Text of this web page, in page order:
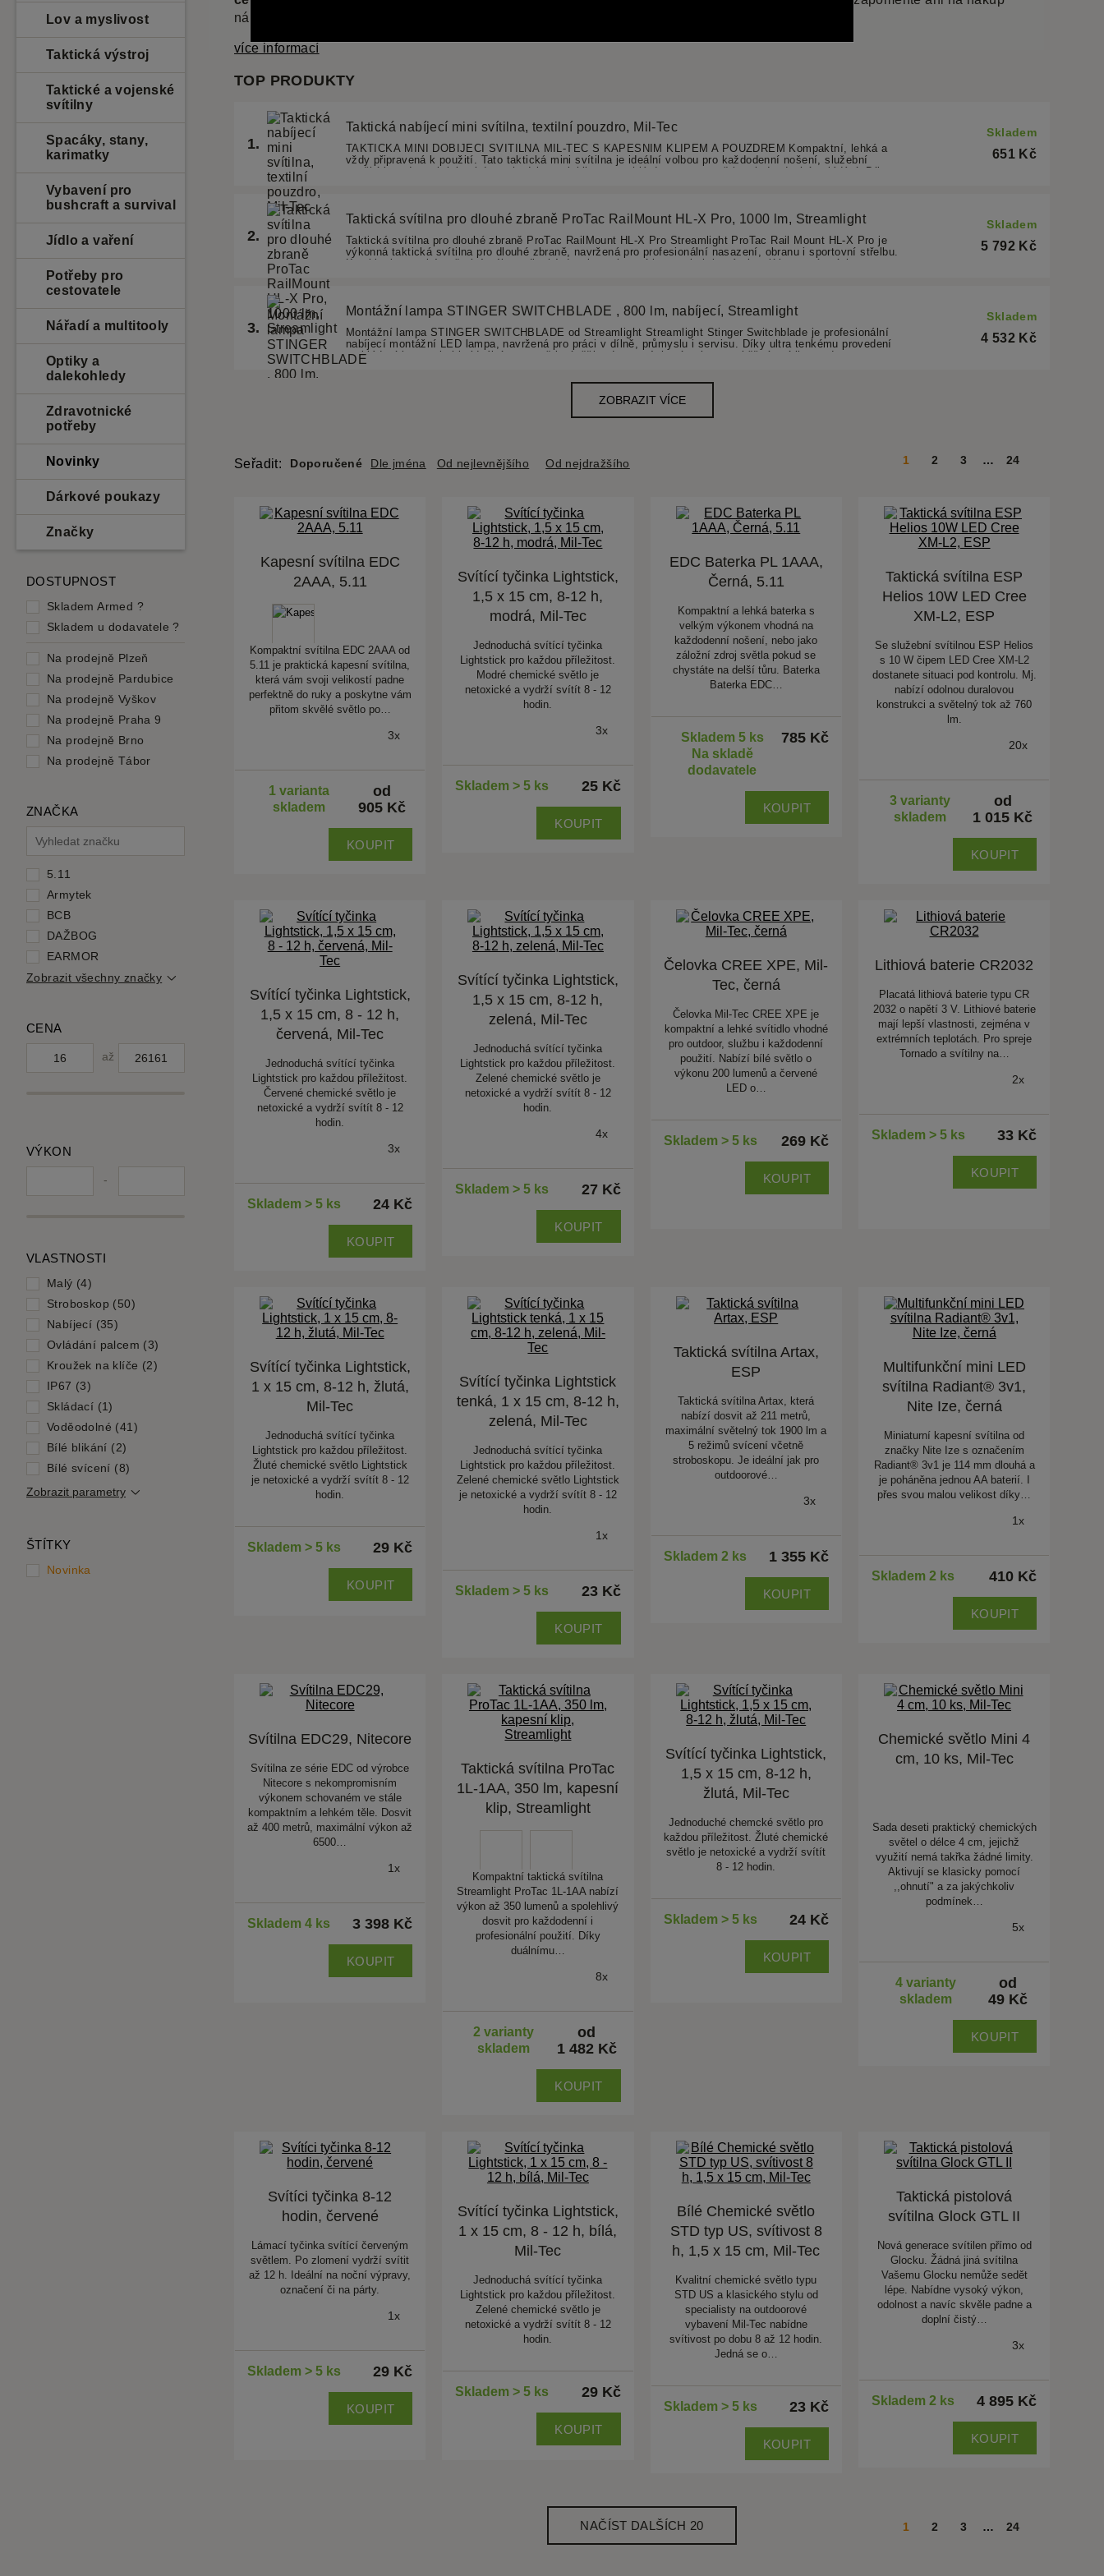
Lov a myslivost
Taktická výstroj
Taktické a vojenské
svítilny
Spacáky, stany,
karimatky
Vybavení pro
bushcraft a survival
Jídlo a vaření
Potřeby pro
cestovatele
Nářadí a multitooly
Optiky a
dalekohledy
Zdravotnické
potřeby
Novinky
Dárkové poukazy
Značky
DOSTUPNOST
Skladem Armed ?
Skladem u dodavatele?
Na prodejně Plzeň
Na prodejně Pardubice
Na prodejně Vyškov
Na prodejně Praha 9
Na prodejně Brno
Na prodejně Tábor
ZNAČKA
5.11
Armytek
BCB
DAŽBOG
EARMOR
Zobrazit všechny značky
CENA
až
VÝKON
-
VLASTNOSTI
Malý (4)
Stroboskop (50)
Nabíjecí (35)
Ovládání palcem (3)
Kroužek na klíče (2)
IP67 (3)
Skládací (1)
Voděodolné (41)
Bílé blikání (2)
Bílé svícení (8)
Zobrazit parametry
ŠTÍTKY
Novinka
náhradních
více informací
Seřadit: Doporučené Dle jména Od nejlevnějšího Od nejdražšího 1 2 3 … 24
Kapesní svítilna EDC
2AAA, 5.11
Kompaktní svítilna EDC 2AAA od
5.11 je praktická kapesní svítilna,
která vám svoji velikostí padne
perfektně do ruky a poskytne vám
přitom skvělé světlo po…
3x
1 varianta
skladem
od
905 Kč
KOUPIT
Svítící tyčinka Lightstick,
1,5 x 15 cm, 8-12 h,
modrá, Mil-Tec
Jednoduchá svítící tyčinka
Lightstick pro každou příležitost.
Modré chemické světlo je
netoxické a vydrží svítít 8 - 12
hodin.
3x
Skladem > 5 ks 25 Kč
KOUPIT
EDC Baterka PL 1AAA,
Černá, 5.11
Kompaktní a lehká baterka s
velkým výkonem vhodná na
každodenní nošení, nebo jako
záložní zdroj světla pokud se
chystáte na delší tůru. Baterka
Baterka EDC…
Skladem 5 ks
Na skladě
dodavatele
785 Kč
KOUPIT
Taktická svítilna ESP
Helios 10W LED Cree
XM-L2, ESP
Se služební svítilnou ESP Helios
s 10 W čipem LED Cree XM-L2
dostanete situaci pod kontrolu. Mj.
nabízí odolnou duralovou
konstrukci a světelný tok až 760
lm.
20x
3 varianty
skladem
od
1 015 Kč
KOUPIT
Svítící tyčinka Lightstick,
1,5 x 15 cm, 8 - 12 h,
červená, Mil-Tec
Jednoduchá svítící tyčinka
Lightstick pro každou příležitost.
Červené chemické světlo je
netoxické a vydrží svítít 8 - 12
hodin.
3x
Skladem > 5 ks 24 Kč
KOUPIT
Svítící tyčinka Lightstick,
1,5 x 15 cm, 8-12 h,
zelená, Mil-Tec
Jednoduchá svítící tyčinka
Lightstick pro každou příležitost.
Zelené chemické světlo je
netoxické a vydrží svítít 8 - 12
hodin.
4x
Skladem > 5 ks 27 Kč
KOUPIT
Čelovka CREE XPE, Mil-
Tec, černá
Čelovka Mil-Tec CREE XPE je
kompaktní a lehké svítidlo vhodné
pro outdoor, službu i každodenní
použití. Nabízí bílé světlo o
výkonu 200 lumenů a červené
LED o…
Skladem > 5 ks 269 Kč
KOUPIT
Lithiová baterie CR2032
Placatá lithiová baterie typu CR
2032 o napětí 3 V. Lithiové baterie
mají lepší vlastnosti, zejména v
extrémních teplotách. Pro spreje
Tornado a svítilny na…
2x
Skladem > 5 ks 33 Kč
KOUPIT
Svítící tyčinka Lightstick,
1 x 15 cm, 8-12 h, žlutá,
Mil-Tec
Jednoduchá svítící tyčinka
Lightstick pro každou příležitost.
Žluté chemické světlo Lightstick
je netoxické a vydrží svítít 8 - 12
hodin.
Skladem > 5 ks 29 Kč
KOUPIT
Svítící tyčinka Lightstick
tenká, 1 x 15 cm, 8-12 h,
zelená, Mil-Tec
Jednoduchá svítící tyčinka
Lightstick pro každou příležitost.
Zelené chemické světlo Lightstick
je netoxické a vydrží svítít 8 - 12
hodin.
1x
Skladem > 5 ks 23 Kč
KOUPIT
Taktická svítilna Artax,
ESP
Taktická svítilna Artax, která
nabízí dosvit až 211 metrů,
maximální světelný tok 1900 lm a
5 režimů svícení včetně
stroboskopu. Je ideální jak pro
outdoorové…
3x
Skladem 2 ks 1 355 Kč
KOUPIT
Multifunkční mini LED
svítilna Radiant® 3v1,
Nite Ize, černá
Miniaturní kapesní svítilna od
značky Nite Ize s označením
Radiant® 3v1 je 114 mm dlouhá a
je poháněna jednou AA baterií. I
přes svou malou velikost díky…
1x
Skladem 2 ks 410 Kč
KOUPIT
Svítilna EDC29, Nitecore
Svítilna ze série EDC od výrobce
Nitecore s nekompromisním
výkonem schovaném ve stále
kompaktním a lehkém těle. Dosvit
až 400 metrů, maximální výkon až
6500…
1x
Skladem 4 ks 3 398 Kč
KOUPIT
Taktická svítilna ProTac
1L-1AA, 350 lm, kapesní
klip, Streamlight
Kompaktní taktická svítilna
Streamlight ProTac 1L-1AA nabízí
výkon až 350 lumenů a spolehlivý
dosvit pro každodenní i
profesionální použití. Díky
duálnímu…
8x
2 varianty
skladem
od
1 482 Kč
KOUPIT
Svítící tyčinka Lightstick,
1,5 x 15 cm, 8-12 h,
žlutá, Mil-Tec
Jednoduché chemcké světlo pro
každou příležitost. Žluté chemické
světlo je netoxické a vydrží svítít
8 - 12 hodin.
Skladem > 5 ks 24 Kč
KOUPIT
Chemické světlo Mini 4
cm, 10 ks, Mil-Tec
Sada deseti praktický chemických
světel o délce 4 cm, jejichž
využití nemá takřka žádné limity.
Aktivují se klasicky pomocí
,,ohnutí" a za jakýchkoliv
podmínek…
5x
4 varianty
skladem
od
49 Kč
KOUPIT
Svítíci tyčinka 8-12
hodin, červené
Lámací tyčinka svítící červeným
světlem. Po zlomení vydrží svítit
až 12 h. Ideální na noční výpravy,
označení či na párty.
1x
Skladem > 5 ks 29 Kč
KOUPIT
Svítící tyčinka Lightstick,
1 x 15 cm, 8 - 12 h, bílá,
Mil-Tec
Jednoduchá svítící tyčinka
Lightstick pro každou příležitost.
Zelené chemické světlo je
netoxické a vydrží svítít 8 - 12
hodin.
Skladem > 5 ks 29 Kč
KOUPIT
Bílé Chemické světlo
STD typ US, svítivost 8
h, 1,5 x 15 cm, Mil-Tec
Kvalitní chemické světlo typu
STD US a klasického stylu od
specialisty na outdoorové
vybavení Mil-Tec nabídne
svítivost po dobu 8 až 12 hodin.
Jedná se o…
Skladem > 5 ks 23 Kč
KOUPIT
Taktická pistolová
svítilna Glock GTL II
Nová generace svítilen přímo od
Glocku. Žádná jiná svítilna
Vašemu Glocku nemůže sedět
lépe. Nabídne vysoký výkon,
odolnost a navíc skvěle padne a
doplní čistý…
3x
Skladem 2 ks 4 895 Kč
KOUPIT
1 2 3 … 24
NAČÍST DALŠÍCH 20